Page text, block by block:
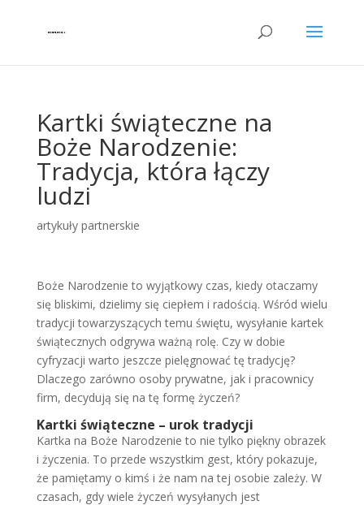
Kartki świąteczne na
Boże Narodzenie:
Tradycja, która łączy
ludzi
artykuły partnerskie
Boże Narodzenie to wyjątkowy czas, kiedy otaczamy
się bliskimi, dzielimy się ciepłem i radością. Wśród wielu
tradycji towarzyszących temu świętu, wysyłanie kartek
świątecznych odgrywa ważną rolę. Czy w dobie
cyfryzacji warto jeszcze pielęgnować tę tradycję?
Dlaczego zarówno osoby prywatne, jak i pracownicy
firm, decydują się na tę formę życzeń?
Kartki świąteczne – urok tradycji
Kartka na Boże Narodzenie to nie tylko piękny obrazek
i życzenia. To przede wszystkim gest, który pokazuje,
że pamiętamy o kimś i że nam na tej osobie zależy. W
czasach, gdy wiele życzeń wysyłanych jest